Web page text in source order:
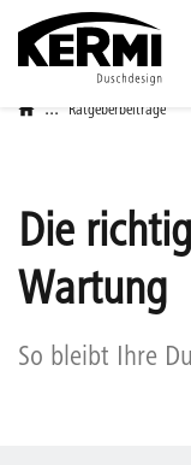
... Ratgeberbeiträge
Die
Wartung
So bleibt Ihre